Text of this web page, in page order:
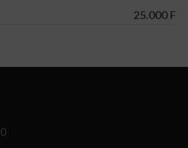
25.000 F